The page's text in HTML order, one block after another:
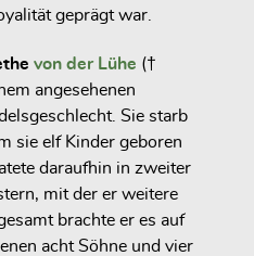
geprägt war.
von der Lühe (†
angesehenen
Sie starb
sie elf Kinder geboren
daraufhin in zweiter
mit der er weitere
brachte er es auf
acht Söhne und vier